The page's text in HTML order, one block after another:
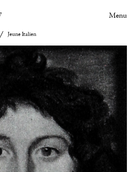
Menu
Jeune Italien